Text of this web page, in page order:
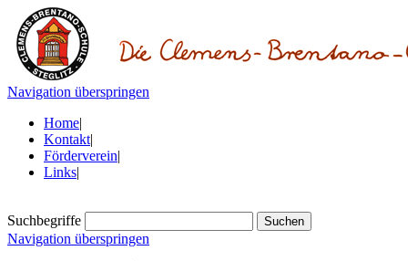
Navigation überspringen
Home|
Kontakt|
Förderverein|
Links|
Suchbegriffe
Navigation überspringen